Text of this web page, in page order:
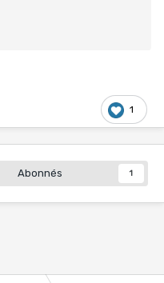
1
Abonnés 1